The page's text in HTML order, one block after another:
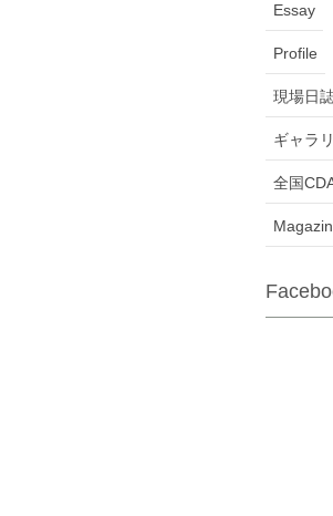
Essay
Profile
現場日
ギャラ
全国